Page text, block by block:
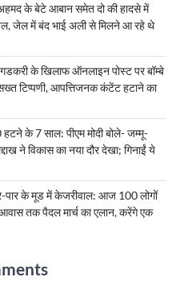
के बेटे आबान समेत दो की हादसे में
जेल में बंद भाई अली से मिलने आ रहे थे
के खिलाफ ऑनलाइन पोस्ट पर बॉम्बे
सख्त टिप्पणी, आपत्तिजनक कंटेंट हटाने का
के 7 साल: पीएम मोदी बोले- जम्मू-
ने विकास का नया दौर देखा; गिनाईं ये
पार के मूड में केजरीवाल: आज 100 लोगों
तक पैदल मार्च का एलान, करेंगे एक